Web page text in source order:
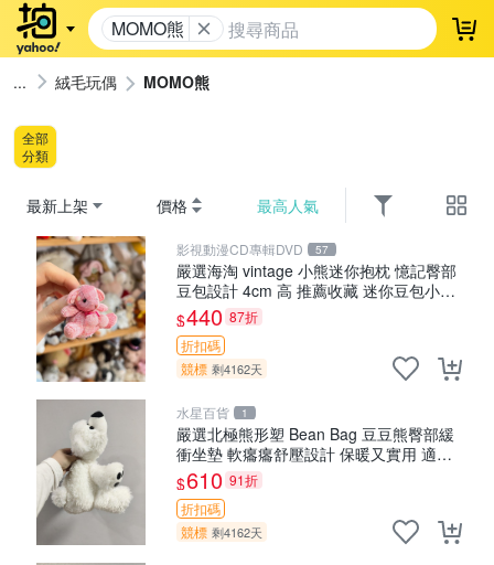
MOMO熊 登
絨毛玩偶 MOMO熊
全部
分類
最新上架 價格 最高人氣
影視動漫CD專輯DVD 57
嚴選海淘 vintage 小熊迷你抱枕 憶記臀部
豆包設計 4cm 高 推薦收藏 迷你豆包小
熊、高臀部、豆袋抱枕
$440 87折
折扣碼
競標 剩4162天
水星百貨 1
嚴選北極熊形塑 Bean Bag 豆豆熊臀部緩
衝坐墊 軟癟癟舒壓設計 保暖又實用 適合
久坐放松 推薦居家使用 RUSS系列 豆豆熊
屁屁坐墊 3D顆粒結構
$610 91折
折扣碼
競標 剩4162天